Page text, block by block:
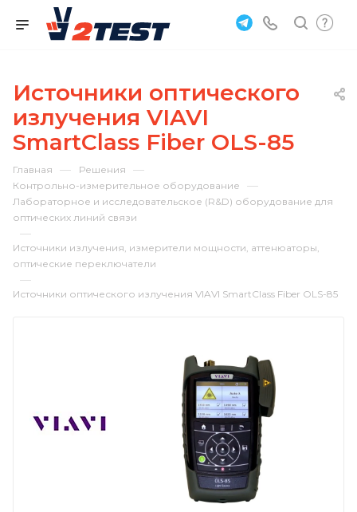
Источники оптического
излучения VIAVI
SmartClass Fiber OLS-85
Главная — Решения —
Контрольно-измерительное оборудование —
Лабораторное и исследовательское (R&D) оборудование для
оптических линий связи
—
Источники излучения, измерители мощности, аттенюаторы,
оптические переключатели
—
Источники оптического излучения VIAVI SmartClass Fiber OLS-85